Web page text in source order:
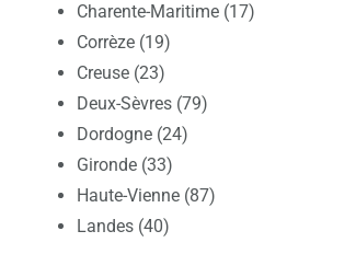
Charente-Maritime (17)
Corrèze (19)
Creuse (23)
Deux-Sèvres (79)
Dordogne (24)
Gironde (33)
Haute-Vienne (87)
Landes (40)